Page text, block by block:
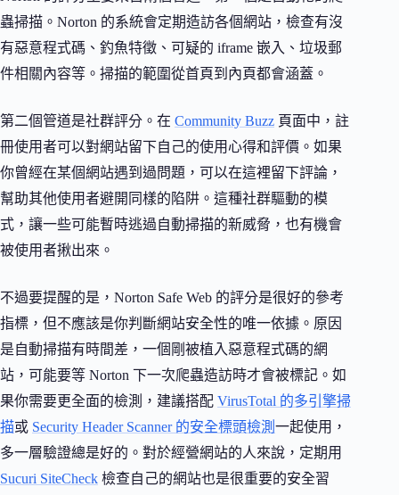
蟲掃描。Norton 的系統會定期造訪各個網站，檢查有沒
有惡意程式碼、釣魚特徵、可疑的 iframe 嵌入、垃圾郵
件相關內容等。掃描的範圍從首頁到內頁都會涵蓋。
第二個管道是社群評分。在 Community Buzz 頁面中，註
冊使用者可以對網站留下自己的使用心得和評價。如果
你曾經在某個網站遇到過問題，可以在這裡留下評論，
幫助其他使用者避開同樣的陷阱。這種社群驅動的模
式，讓一些可能暫時逃過自動掃描的新威脅，也有機會
被使用者揪出來。
不過要提醒的是，Norton Safe Web 的評分是很好的參考
指標，但不應該是你判斷網站安全性的唯一依據。原因
是自動掃描有時間差，一個剛被植入惡意程式碼的網
站，可能要等 Norton 下一次爬蟲造訪時才會被標記。如
果你需要更全面的檢測，建議搭配 VirusTotal 的多引擎掃
描或 Security Header Scanner 的安全標頭檢測 一起使用，
多一層驗證總是好的。對於經營網站的人來說，定期用
Sucuri SiteCheck 檢查自己的網站也是很重要的安全習